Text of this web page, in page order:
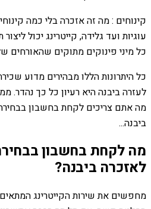
קינוחים : מה זה אזכרה בלי כמה
עוגיות ועד גלידה, קייטרינג יכול
כל מיני פינוקים מתוקים שהאורחים
כל היתרונות הללו מבהירים מדוע
לעזרה ביבנה היא רעיון כל כך נהדר.
מה אתם צריכים לקחת בחשבון בבחירת
ביבנה...
מה לקחת בחשבון
לאזכרה ביבנה?
מחפשים את שירות הקייטרינג המתאים